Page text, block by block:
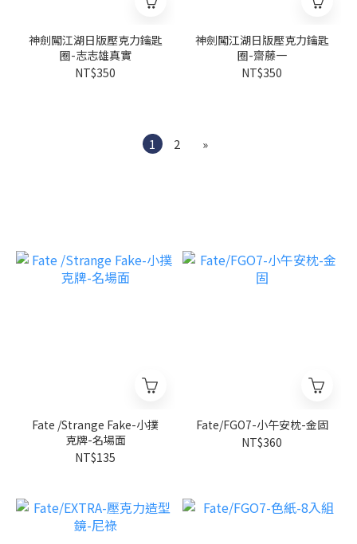
神劍闖江湖日版壓克力鑰匙
圈-志志雄真實
NT$350
神劍闖江湖日版壓克力鑰匙
圈-齋藤一
NT$350
1 2 »
Fate /Strange Fake-小撲
克牌-名場面
NT$135
Fate/FGO7-小午安枕-金固
NT$360